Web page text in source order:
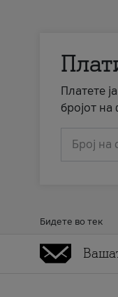
Платете
бројот на
Број на
Бидете во тек